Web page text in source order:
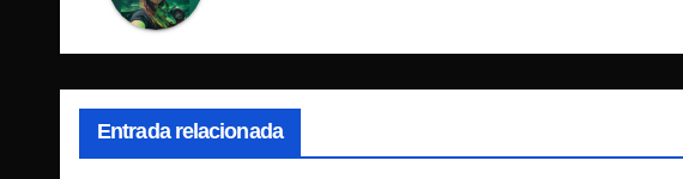
Entrada relacionada